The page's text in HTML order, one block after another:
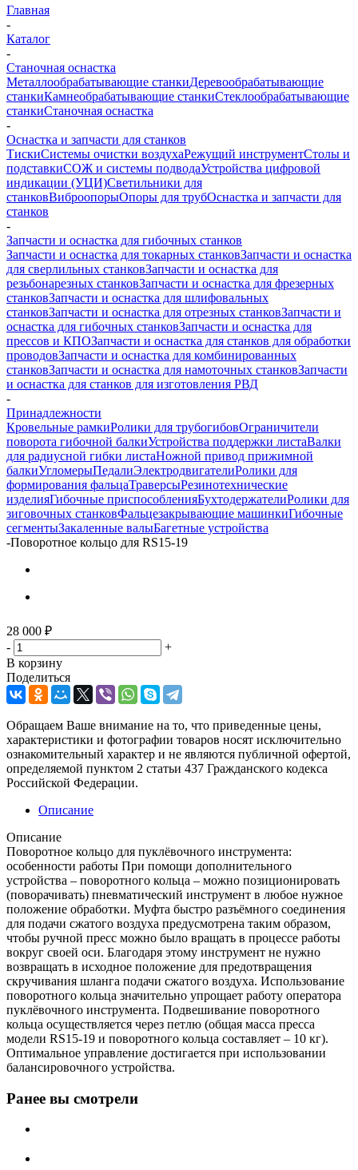
Главная
-
Каталог
-
Станочная оснастка
Металлообрабатывающие станкиДеревообрабатывающие
станкиКамнеобрабатывающие станкиСтеклообрабатывающие
станкиСтаночная оснастка
-
Оснастка и запчасти для станков
ТискиСистемы очистки воздухаРежущий инструментСтолы и
подставкиСОЖ и системы подводаУстройства цифровой
индикации (УЦИ)Светильники для
станковВиброопорыОпоры для трубОснастка и запчасти для
станков
-
Запчасти и оснастка для гибочных станков
Запчасти и оснастка для токарных станковЗапчасти и оснастка
для сверлильных станковЗапчасти и оснастка для
резьбонарезных станковЗапчасти и оснастка для фрезерных
станковЗапчасти и оснастка для шлифовальных
станковЗапчасти и оснастка для отрезных станковЗапчасти и
оснастка для гибочных станковЗапчасти и оснастка для
прессов и КПОЗапчасти и оснастка для станков для обработки
проводовЗапчасти и оснастка для комбинированных
станковЗапчасти и оснастка для намоточных станковЗапчасти
и оснастка для станков для изготовления РВД
-
Принадлежности
Кровельные рамкиРолики для трубогибовОграничители
поворота гибочной балкиУстройства поддержки листаВалки
для радиусной гибки листаНожной привод прижимной
балкиУгломерыПедалиЭлектродвигателиРолики для
формирования фальцаТраверсыРезинотехнические
изделияГибочные приспособленияБухтодержателиРолики для
зиговочных станковФальцезакрывающие машинкиГибочные
сегментыЗакаленные валыБагетные устройства
-Поворотное кольцо для RS15-19
28 000 ₽
-
+
В корзину
Поделиться
Обращаем Ваше внимание на то, что приведенные цены,
характеристики и фотографии товаров носят исключительно
ознакомительный характер и не являются публичной офертой,
определяемой пунктом 2 статьи 437 Гражданского кодекса
Российской Федерации.
Описание
Описание
Поворотное кольцо для пуклёвочного инструмента:
особенности работы При помощи дополнительного
устройства – поворотного кольца – можно позиционировать
(поворачивать) пневматический инструмент в любое нужное
положение обработки. Муфта быстро разъёмного соединения
для подачи сжатого воздуха предусмотрена таким образом,
чтобы ручной пресс можно было вращать в процессе работы
вокруг своей оси. Благодаря этому инструмент не нужно
возвращать в исходное положение для предотвращения
скручивания шланга подачи сжатого воздуха. Использование
поворотного кольца значительно упрощает работу оператора
пуклёвочного инструмента. Подвешивание поворотного
кольца осуществляется через петлю (общая масса пресса
модели RS15-19 и поворотного кольца составляет – 10 кг).
Оптимальное управление достигается при использовании
балансировочного устройства.
Ранее вы смотрели